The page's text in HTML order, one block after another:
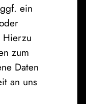
ein
Hierzu
zum
Daten
an uns